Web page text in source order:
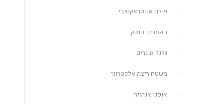
עולם אינטראקטיבי
הפסנתר הענק
גלגל אוגרים
משטח ריצה אלקטרוני
אופני אנרגיה